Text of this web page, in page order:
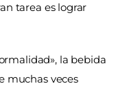
tarea es lograr
la bebida
muchas veces